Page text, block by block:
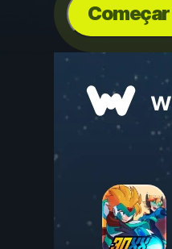
Começar